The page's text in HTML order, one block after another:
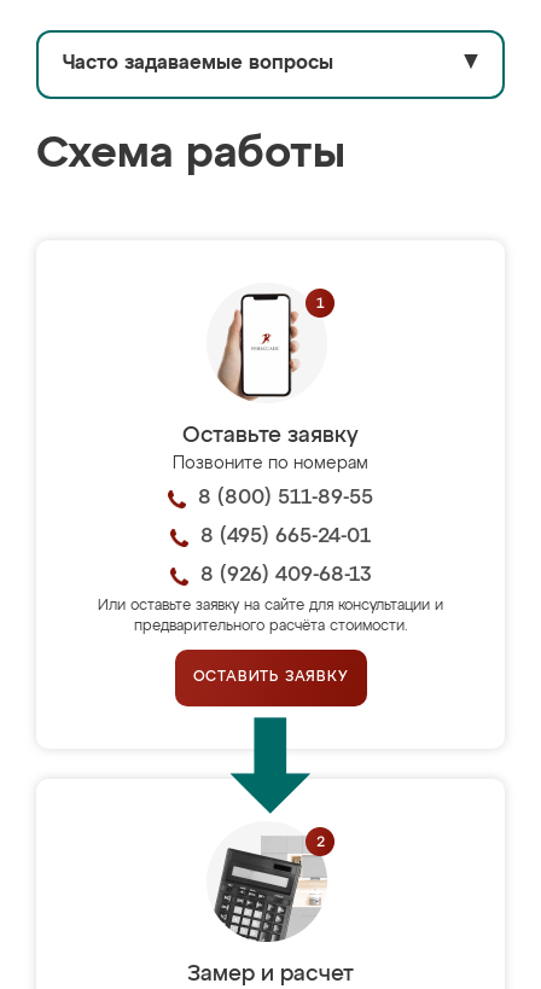
Часто задаваемые вопросы ▼
Схема работы
Оставьте заявку
Позвоните по номерам
8 (800) 511-89-55
8 (495) 665-24-01
8 (926) 409-68-13
Или оставьте заявку на сайте для консультации и
предварительного расчёта стоимости.
ОСТАВИТЬ ЗАЯВКУ
Замер и расчет